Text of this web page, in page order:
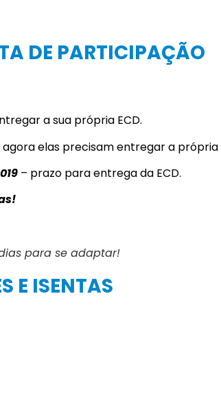
DE PARTICIPAÇÃO
a sua própria ECD.
elas precisam entregar a própria
– prazo para entrega da ECD.
para se adaptar!
E ISENTAS